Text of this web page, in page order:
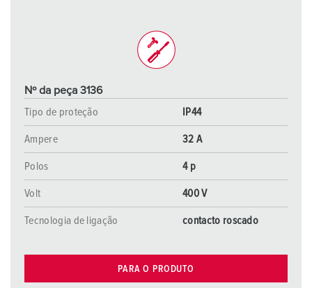
Nº da peça 3136
Tipo de proteção
IP44
Ampere 32 A
Polos 4 p
Volt 400 V
Tecnologia de ligação contacto roscado
PARA O PRODUTO